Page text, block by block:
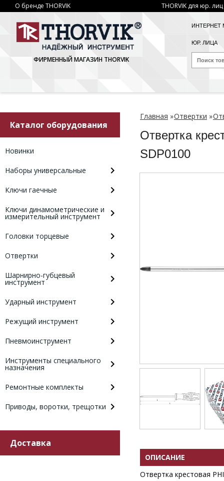
О бренде THORVIK THORVIK для юр. лиц
ФИРМЕННЫЙ МАГАЗИН THORVIK
ИНТЕРНЕТ
ЮР. ЛИЦА
Каталог оборудования
Новинки
Наборы универсальные
Ключи гаечные
Ключи динамометрические и
измерительный инструмент
Головки торцевые
Отвертки
Шарнирно-губцевый
инструмент
Ударный инструмент
Режущий инструмент
Пневмоинструмент
Инструменты специального
назначения
Ремонтные комплекты
Приводы, воротки, трещотки
Доставка
Главная »Отвертки »
Отвертка
SDP0100
ОПИСАНИЕ
Отвертка крестовая